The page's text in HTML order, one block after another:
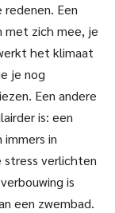
Een
met zich mee, je
het klimaat
je nog
Een andere
is: een
in
stress verlichten
is
een zwembad.